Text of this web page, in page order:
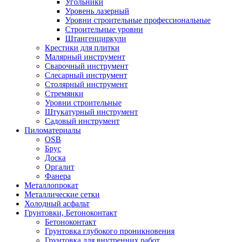
Угольники
Уровень лазерный
Уровни строительные профессиональные
Строительные уровни
Штангенциркули
Крестики для плитки
Малярный инструмент
Сварочный инструмент
Слесарный инструмент
Столярный инструмент
Стремянки
Уровни строительные
Штукатурный инструмент
Садовый инструмент
Пиломатериалы
OSB
Брус
Доска
Оргалит
Фанера
Металлопрокат
Металлические сетки
Холодный асфальт
Грунтовки, Бетоноконтакт
Бетоноконтакт
Грунтовка глубокого проникновения
Грунтовка для внутренних работ